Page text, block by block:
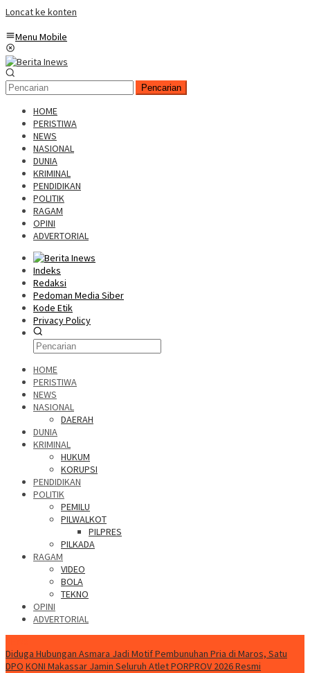
Loncat ke konten
Menu Mobile
Pencarian
HOME
PERISTIWA
NEWS
NASIONAL
DUNIA
KRIMINAL
PENDIDIKAN
POLITIK
RAGAM
OPINI
ADVERTORIAL
Indeks
Redaksi
Pedoman Media Siber
Kode Etik
Privacy Policy
HOME
PERISTIWA
NEWS
NASIONAL
DAERAH
DUNIA
KRIMINAL
HUKUM
KORUPSI
PENDIDIKAN
POLITIK
PEMILU
PILWALKOT
PILPRES
PILKADA
RAGAM
VIDEO
BOLA
TEKNO
OPINI
ADVERTORIAL
Diduga Hubungan Asmara Jadi Motif Pembunuhan Pria di Maros, Satu
DPO KONI Makassar Jamin Seluruh Atlet PORPROV 2026 Resmi